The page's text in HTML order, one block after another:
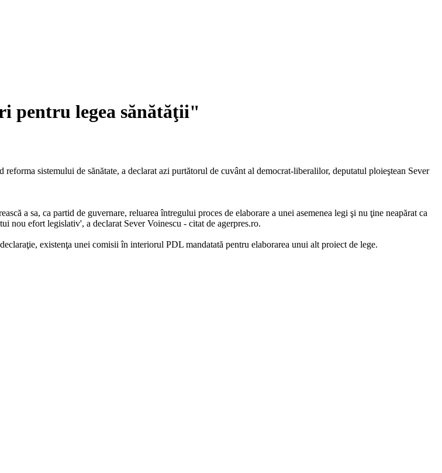
pentru legea sănătăţii"
sistemului de sănătate, a declarat azi purtătorul de cuvânt al democrat-liberalilor, deputatul ploieştean Sever
a sa, ca partid de guvernare, reluarea întregului proces de elaborare a unei asemenea legi şi nu ţine neapărat ca
nou efort legislativ', a declarat Sever Voinescu - citat de agerpres.ro.
existenţa unei comisii în interiorul PDL mandatată pentru elaborarea unui alt proiect de lege.